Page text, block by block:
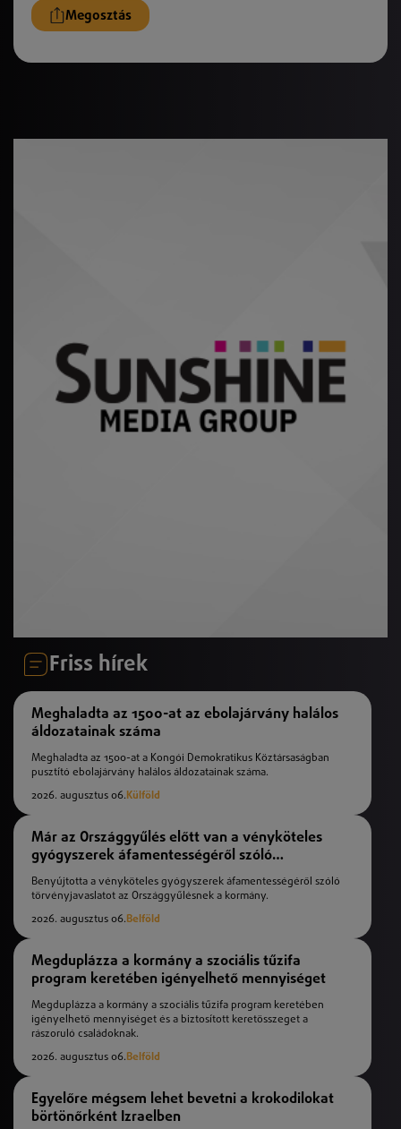
Megosztás
Friss hírek
Meghaladta az 1500-at az ebolajárvány halálos
áldozatainak száma
Meghaladta az 1500-at a Kongói Demokratikus Köztársaságban
pusztító ebolajárvány halálos áldozatainak száma.
2026. augusztus 06. Külföld
Már az Országgyűlés előtt van a vényköteles
gyógyszerek áfamentességéről szóló
törvényjavaslat
Benyújtotta a vényköteles gyógyszerek áfamentességéről szóló
törvényjavaslatot az Országgyűlésnek a kormány.
2026. augusztus 06.Belföld
Megduplázza a kormány a szociális tűzifa
program keretében igényelhető mennyiséget
Megduplázza a kormány a szociális tűzifa program keretében
igényelhető mennyiséget és a biztosított keretösszeget a
rászoruló családoknak.
2026. augusztus 06.Belföld
Egyelőre mégsem lehet bevetni a krokodilokat
börtönőrként Izraelben